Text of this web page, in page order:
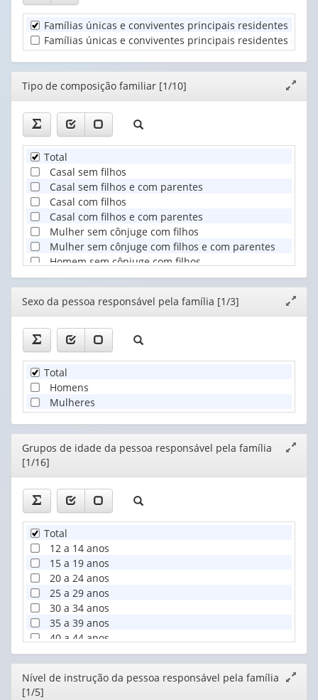
da
pessoa
responsável...
(1)
pessoa
responsá...
(1)
Famílias únicas e conviventes principais residentes em
Famílias únicas e conviventes principais residentes em
Editor
janela
Tipo de composição familiar [1/10]
Total
Casal sem filhos
Casal sem filhos e com parentes
Casal com filhos
Casal com filhos e com parentes
Mulher sem cônjuge com filhos
Mulher sem cônjuge com filhos e com parentes
Homem sem cônjuge com filhos
Homem sem cônjuge com filhos e com parentes
Outro
Editor
janela
Sexo da pessoa responsável pela família [1/3]
Total
Homens
Mulheres
Editor
Grupos de idade da pessoa responsável pela família
[1/16]
Total
12 a 14 anos
15 a 19 anos
20 a 24 anos
25 a 29 anos
30 a 34 anos
35 a 39 anos
40 a 44 anos
45 a 49 anos
50 a 54 anos
55 a 59 anos
Editor
Nível de instrução da pessoa responsável pela família
[1/5]